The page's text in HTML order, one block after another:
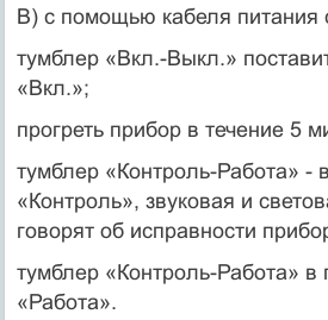
В) с помощью кабеля питания
тумблер «Вкл.-Выкл.»
«Вкл.»;
прогреть прибор в течение 5
тумблер «Контроль-Работа» -
«Контроль», звуковая и
говорят об исправности
тумблер «Контроль-Работа» в
«Работа».